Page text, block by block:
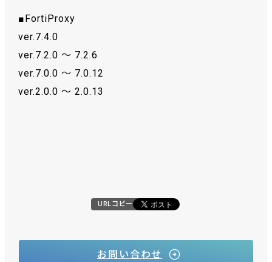
■FortiProxy
ver.7.4.0
ver.7.2.0 ～ 7.2.6
ver.7.0.0 ～ 7.0.12
ver.2.0.0 ～ 2.0.13
URLコピー
お問い合わせ